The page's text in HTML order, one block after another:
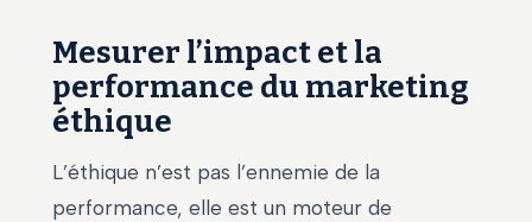
Mesurer l’impact et la
performance du marketing
éthique
L’éthique n’est pas l’ennemie de la
performance, elle est un moteur de